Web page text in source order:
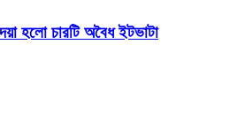
হলো চারটি অবৈধ ইটভাটা